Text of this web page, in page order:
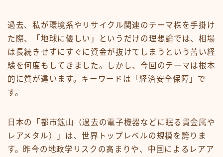
過去、私が環境系やリサイクル関連のテーマ株を手掛け
た際、「地球に優しい」というだけの理想論では、相場
は長続きせずにすぐに資金が抜けてしまうという苦い経
験を何度もしてきました。しかし、今回のテーマは根本
的に質が違います。キーワードは「経済安全保障」で
す。
日本の「都市鉱山（過去の電子機器などに眠る貴金属や
レアメタル）」は、世界トップレベルの規模を誇りま
す。昨今の地政学リスクの高まりや、中国によるレアア